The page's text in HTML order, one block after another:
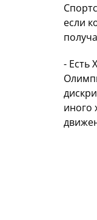
если
- Есть
иного